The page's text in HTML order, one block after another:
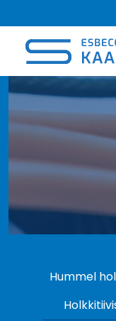
sisältöön
Hummel